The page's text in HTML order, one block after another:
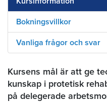
Bokningsvillkor
Vanliga frågor och svar
Kursens mål är att ge
kunskap i protetisk
på delegerade